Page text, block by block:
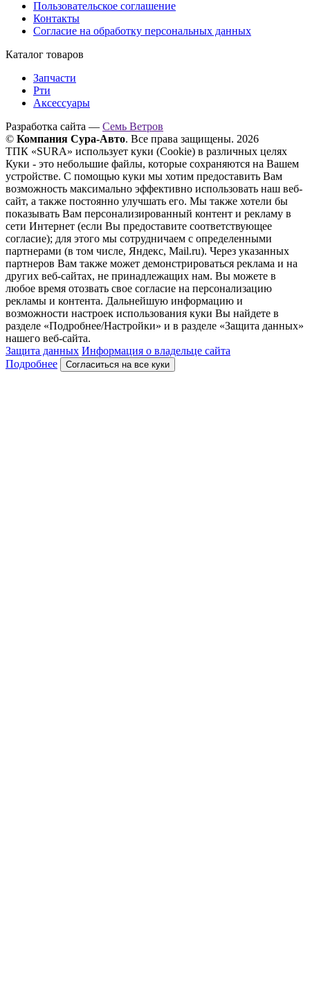
Пользовательское соглашение
Контакты
Согласие на обработку персональных данных
Каталог товаров
Запчасти
Рти
Аксессуары
Разработка сайта — Семь Ветров
© Компания Сура-Авто. Все права защищены. 2026
ТПК «SURA» использует куки (Cookie) в различных целях
Куки - это небольшие файлы, которые сохраняются на Вашем
устройстве. С помощью куки мы хотим предоставить Вам
возможность максимально эффективно использовать наш веб-
сайт, а также постоянно улучшать его. Мы также хотели бы
показывать Вам персонализированный контент и рекламу в
сети Интернет (если Вы предоставите соответствующее
согласие); для этого мы сотрудничаем с определенными
партнерами (в том числе, Яндекс, Mail.ru). Через указанных
партнеров Вам также может демонстрироваться реклама и на
других веб-сайтах, не принадлежащих нам. Вы можете в
любое время отозвать свое согласие на персонализацию
рекламы и контента. Дальнейшую информацию и
возможности настроек использования куки Вы найдете в
разделе «Подробнее/Настройки» и в разделе «Защита данных»
нашего веб-сайта.
Защита данных Информация о владельце сайта
Подробнее
Согласиться на все куки